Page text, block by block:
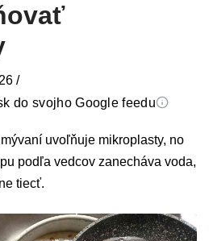
/
do svojho Google feedu
uvoľňuje mikroplasty, no
podľa vedcov zanecháva voda,
tiecť.